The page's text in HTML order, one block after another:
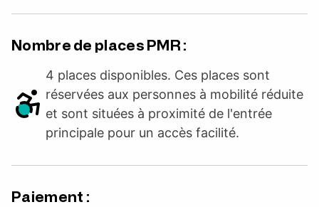
Nombre de places PMR :
4 places disponibles. Ces places sont
réservées aux personnes à mobilité réduite
et sont situées à proximité de l'entrée
principale pour un accès facilité.
Paiement :